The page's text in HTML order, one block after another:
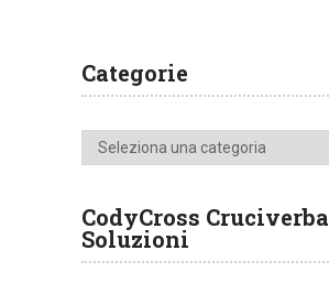
Categorie
Categorie
CodyCross Cruciverba
Soluzioni